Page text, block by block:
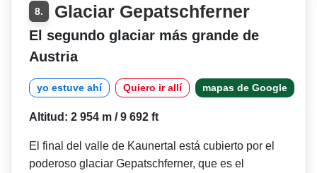
8. Glaciar Gepatschferner
El segundo glaciar más grande de
Austria
yo estuve ahí Quiero ir allí mapas de Google
Altitud: 2 954 m / 9 692 ft
El final del valle de Kaunertal está cubierto por el
poderoso glaciar Gepatschferner, que es el